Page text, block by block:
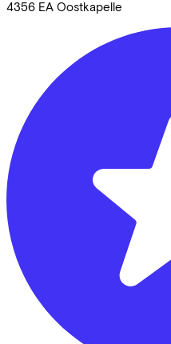
4356 EA Oostkapelle